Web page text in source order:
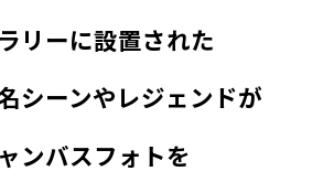
リーに設置された
シーンやレジェンドが
ンバスフォトを